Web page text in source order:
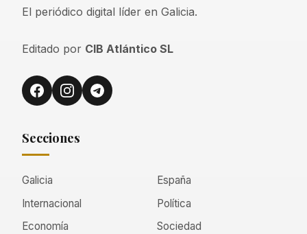
El periódico digital líder en Galicia.
Editado por CIB Atlántico SL
Secciones
Galicia
España
Internacional
Política
Economía
Sociedad